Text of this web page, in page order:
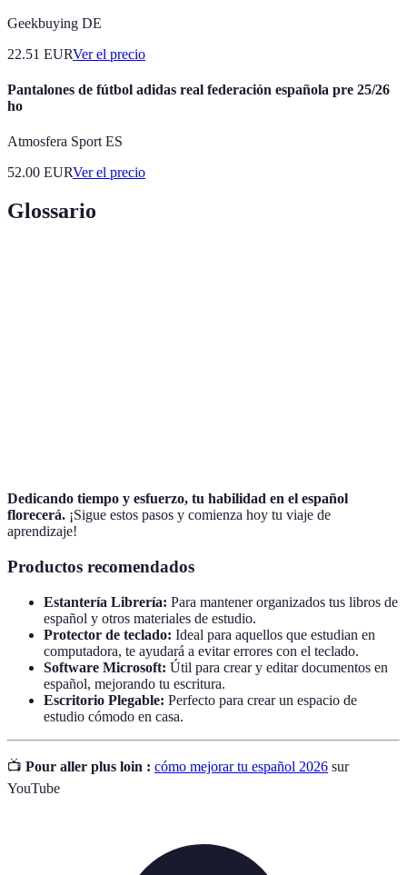
Geekbuying DE
22.51 EURVer el precio
Pantalones de fútbol adidas real federación española pre 25/26
ho
Atmosfera Sport ES
52.00 EURVer el precio
Glossario
Dedicando tiempo y esfuerzo, tu habilidad en el español
florecerá. ¡Sigue estos pasos y comienza hoy tu viaje de
aprendizaje!
Productos recomendados
Estantería Librería: Para mantener organizados tus libros de
español y otros materiales de estudio.
Protector de teclado: Ideal para aquellos que estudian en
computadora, te ayudará a evitar errores con el teclado.
Software Microsoft: Útil para crear y editar documentos en
español, mejorando tu escritura.
Escritorio Plegable: Perfecto para crear un espacio de
estudio cómodo en casa.
📺 Pour aller plus loin : cómo mejorar tu español 2026 sur
YouTube